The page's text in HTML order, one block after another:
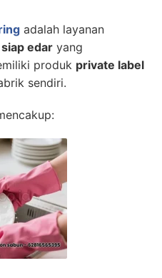
adalah layanan
edar yang
produk private label
sendiri.